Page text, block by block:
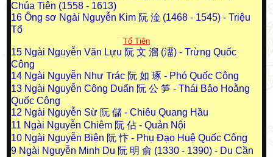
Chúa Tiên (1558 - 1613)
16 Ông sơ Ngài Nguyễn Kim 阮 淦 (1468 - 1545) - Triệu
Tổ
Tổ Tiên
15 Ngài Nguyễn Văn Lựu 阮 文 溜 (澑) - Trừng Quốc
Công
14 Ngài Nguyễn Như Trác 阮 如 琢 - Phó Quốc Công
13 Ngài Nguyễn Công Duẩn 阮 公 笋 - Thái Bảo Hoằng
Quốc Công
12 Ngài Nguyễn Sừ 阮 儲 - Chiêu Quang Hầu
11 Ngài Nguyễn Chiêm 阮 佔 - Quản Nội
10 Ngài Nguyễn Biện 阮 忭 - Phụ Đạo Huệ Quốc Công
9 Ngài Nguyễn Minh Du 阮 明 俞 (1330 - 1390) - Du Cần